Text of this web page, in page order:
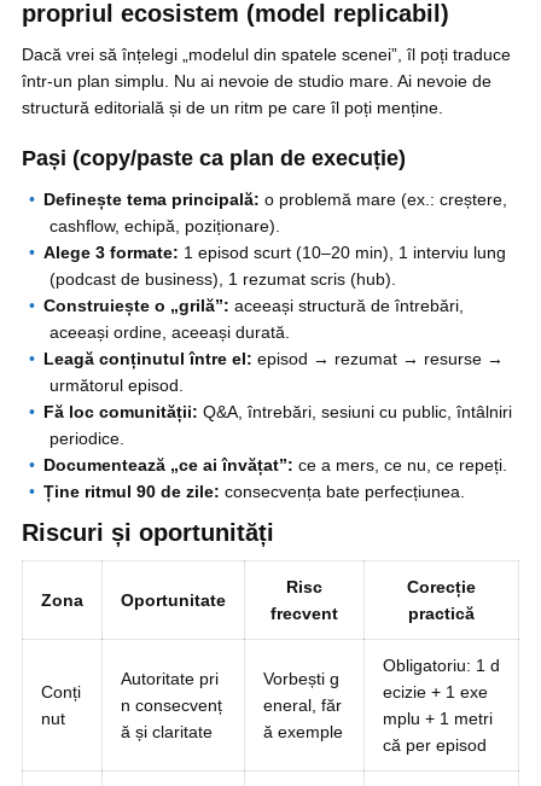
propriul ecosistem (model replicabil)
Dacă vrei să înțelegi „modelul din spatele scenei”, îl poți traduce
într-un plan simplu. Nu ai nevoie de studio mare. Ai nevoie de
structură editorială și de un ritm pe care îl poți menține.
Pași (copy/paste ca plan de execuție)
Definește tema principală: o problemă mare (ex.: creștere,
cashflow, echipă, poziționare).
Alege 3 formate: 1 episod scurt (10–20 min), 1 interviu lung
(podcast de business), 1 rezumat scris (hub).
Construiește o „grilă”: aceeași structură de întrebări,
aceeași ordine, aceeași durată.
Leagă conținutul între el: episod → rezumat → resurse →
următorul episod.
Fă loc comunității: Q&A, întrebări, sesiuni cu public, întâlniri
periodice.
Documentează „ce ai învățat”: ce a mers, ce nu, ce repeți.
Ține ritmul 90 de zile: consecvența bate perfecțiunea.
Riscuri și oportunități
Zona Oportunitate
Risc
frecvent
Corecție
practică
Conți
nut
Autoritate pri
n consecvenț
ă și claritate
Vorbești g
eneral, făr
ă exemple
Obligatoriu: 1 d
ecizie + 1 exe
mplu + 1 metri
că per episod